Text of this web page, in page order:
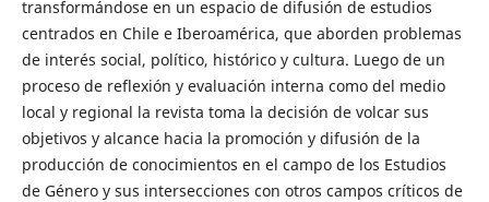
transformándose en un espacio de difusión de estudios
centrados en Chile e Iberoamérica, que aborden problemas
de interés social, político, histórico y cultura. Luego de un
proceso de reflexión y evaluación interna como del medio
local y regional la revista toma la decisión de volcar sus
objetivos y alcance hacia la promoción y difusión de la
producción de conocimientos en el campo de los Estudios
de Género y sus intersecciones con otros campos críticos de